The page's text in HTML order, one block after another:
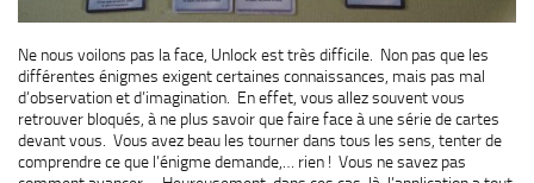
Ne nous voilons pas la face, Unlock est très difficile. Non pas que les
différentes énigmes exigent certaines connaissances, mais pas mal
d’observation et d’imagination. En effet, vous allez souvent vous
retrouver bloqués, à ne plus savoir que faire face à une série de cartes
devant vous. Vous avez beau les tourner dans tous les sens, tenter de
comprendre ce que l’énigme demande,… rien ! Vous ne savez pas